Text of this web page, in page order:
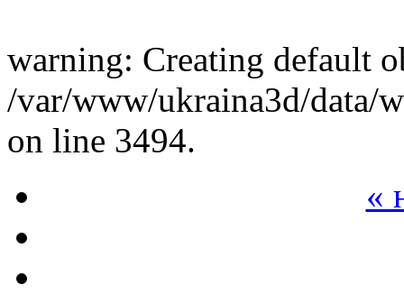
warning: Creating default
/var/www/ukraina3d/data/
on line 3494.
«